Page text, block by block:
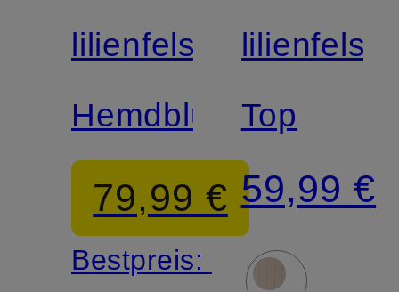
Zertifiziert
lilienfels
Hemdblusenkleid
79,99 €
Bestpreis:
lilienfels
Top
59,99 €